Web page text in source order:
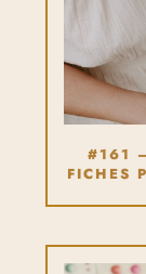
#161
FICHES